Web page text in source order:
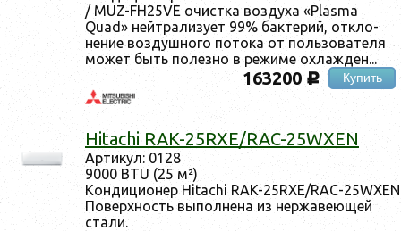
/ MUZ-FH25VE очис­тка воз­ду­ха «Plasma
Quad» ней­тра­лизу­ет 99% бак­те­рий, от­кло­
нение воз­душно­го по­тока от поль­зо­вате­ля
мо­жет быть по­лез­но в ре­жиме ох­лажден...
163200 c Купить
Hitachi RAK-25RXE/RAC-25WXEN
Ар­ти­кул: 0128
9000 BTU (25 м²)
Кон­ди­ци­онер Hitachi RAK-25RXE/RAC-25WXEN
По­вер­хность вы­пол­не­на из нер­жа­ве­ющей
ста­ли.